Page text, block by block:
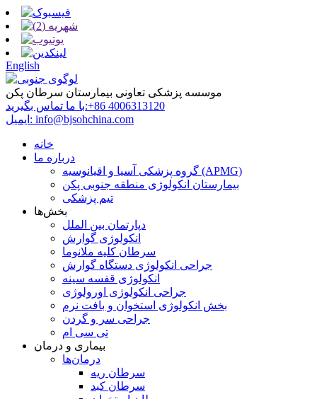
English
موسسه پزشکی تعاونی بیمارستان سرطان پکن
با ما تماس بگیرید:‎+86 4006313120‎
ایمیل: info@bjsohchina.com
خانه
درباره ما
گروه پزشکی آسیا و اقیانوسیه (APMG)
بیمارستان انکولوژی منطقه جنوبی پکن
تیم پزشکی
بخش‌ها
دپارتمان بین الملل
انکولوژی گوارش
سرطان کلیه ملانوما
جراحی انکولوژی دستگاه گوارش
انکولوژی قفسه سینه
جراحی انکولوژی اورولوژی
بخش انکولوژی استخوان و بافت نرم
جراحی سر و گردن
تی سی ام
بیماری و درمان
درمان‌ها
سرطان ریه
سرطان کبد